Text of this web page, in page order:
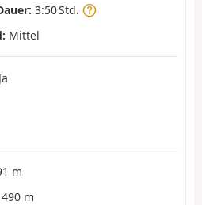
3:50 Std.
Mittel
Ja
m
490 m